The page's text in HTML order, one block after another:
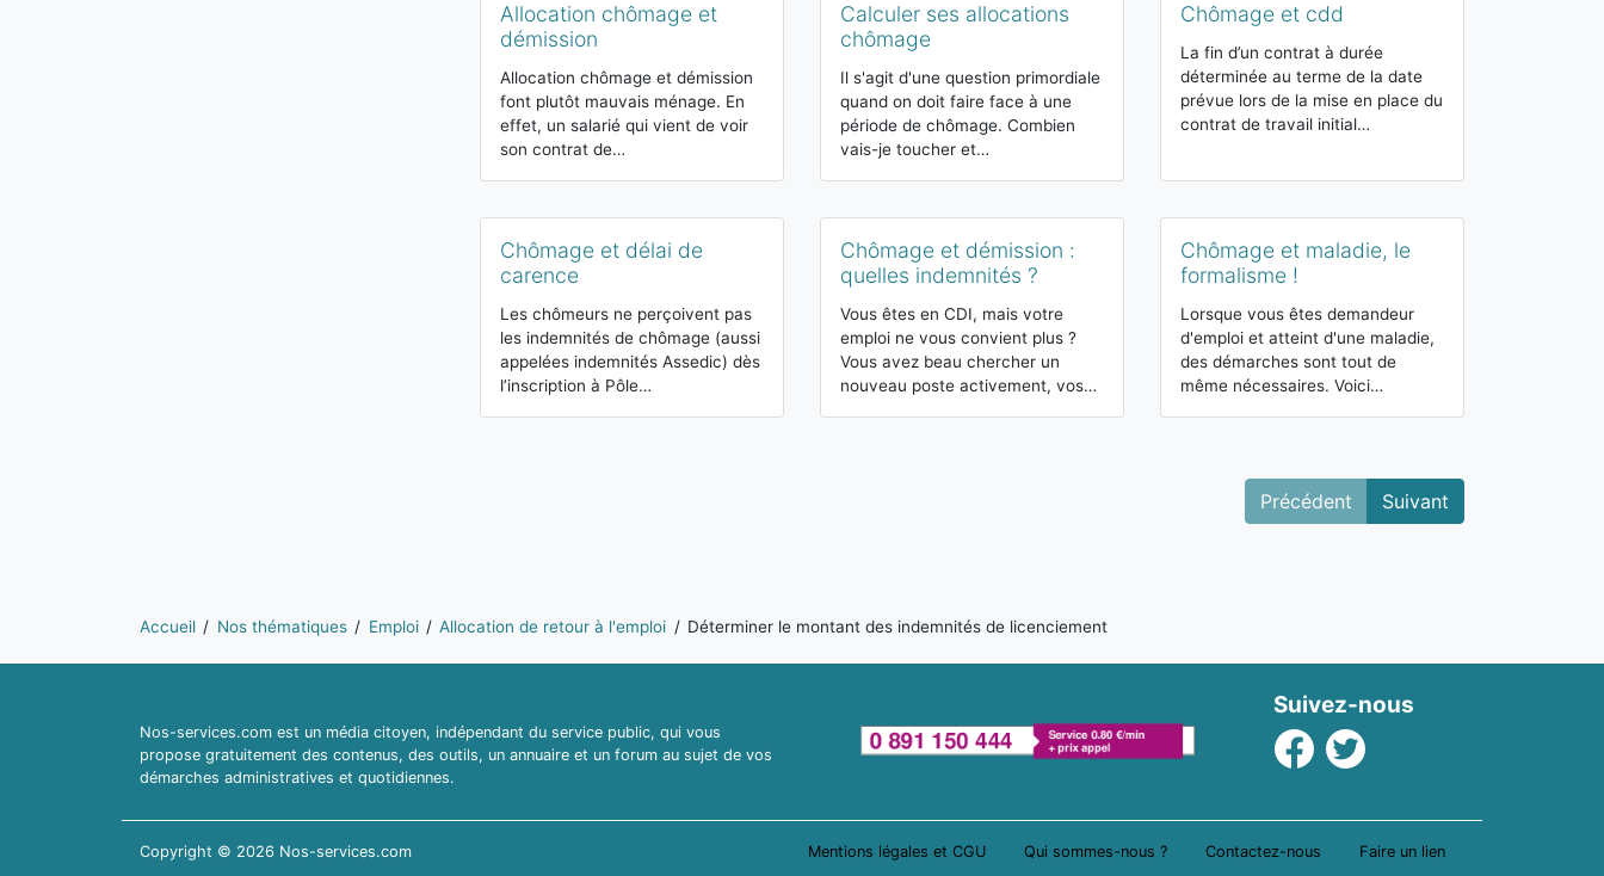
Allocation chômage et
démission
Allocation chômage et démission
font plutôt mauvais ménage. En
effet, un salarié qui vient de voir
son contrat de…
Calculer ses allocations
chômage
Il s'agit d'une question primordiale
quand on doit faire face à une
période de chômage. Combien
vais-je toucher et…
Chômage et cdd
La fin d’un contrat à durée
déterminée au terme de la date
prévue lors de la mise en place du
contrat de travail initial…
Chômage et délai de
carence
Les chômeurs ne perçoivent pas
les indemnités de chômage (aussi
appelées indemnités Assedic) dès
l’inscription à Pôle…
Chômage et démission :
quelles indemnités ?
Vous êtes en CDI, mais votre
emploi ne vous convient plus ?
Vous avez beau chercher un
nouveau poste activement, vos…
Chômage et maladie, le
formalisme !
Lorsque vous êtes demandeur
d'emploi et atteint d'une maladie,
des démarches sont tout de
même nécessaires. Voici…
Précédent Suivant
Vous êtes ici:
Accueil Nos thématiques Emploi Allocation de retour à l'emploi Déterminer le montant des indemnités de licenciement
Nos-services.com est un média citoyen, indépendant du service public, qui vous
propose gratuitement des contenus, des outils, un annuaire et un forum au sujet de vos
démarches administratives et quotidiennes.
Suivez-nous
Facebook
Twitter
Mentions légales et CGU Qui sommes-nous ? Contactez-nous Faire un lien
Copyright © 2026 Nos-services.com